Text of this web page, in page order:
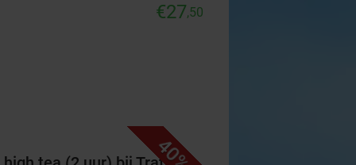
€27,50
40%